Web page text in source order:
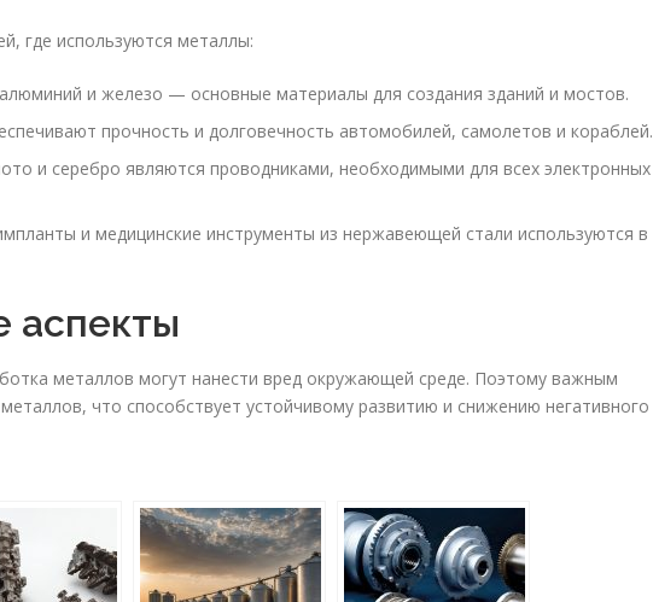
где используются металлы:
и железо — основные материалы для создания зданий и мостов.
прочность и долговечность автомобилей, самолетов и кораблей.
и серебро являются проводниками, необходимыми для всех электронных
и медицинские инструменты из нержавеющей стали используются в
аспекты
металлов могут нанести вред окружающей среде. Поэтому важным
что способствует устойчивому развитию и снижению негативного